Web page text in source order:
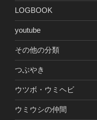
LOGBOOK
youtube
その他の分類
つぶやき
ウツボ・ウミヘビ
ウミウシの仲間